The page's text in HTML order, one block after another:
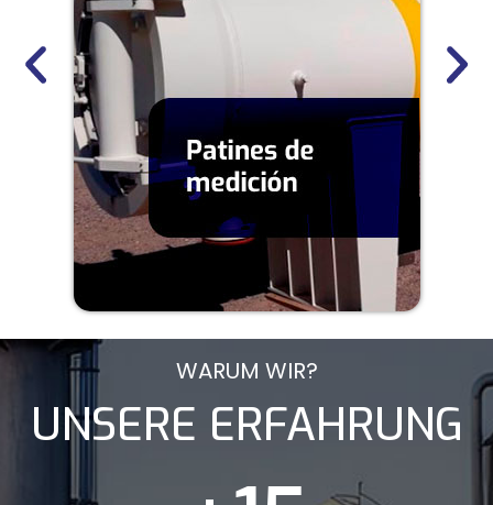
WARUM WIR?
UNSERE ERFAHRUNG